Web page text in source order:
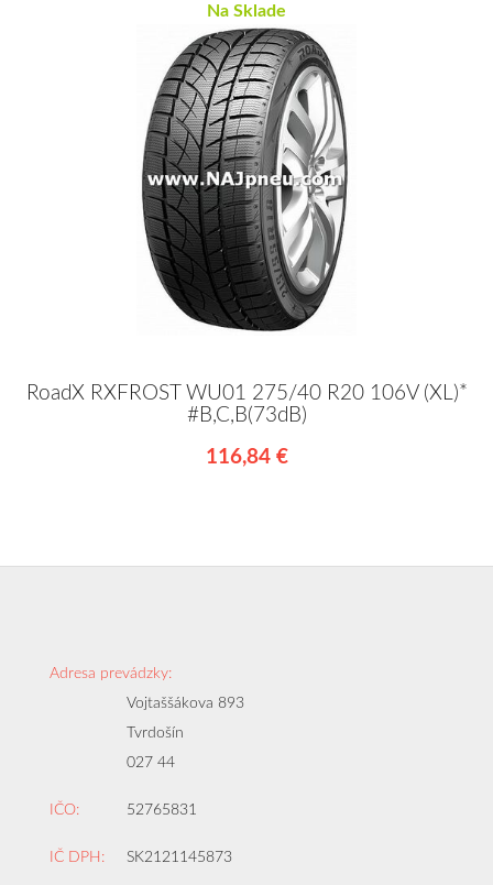
Na Sklade
RoadX RXFROST WU01 275/40 R20 106V (XL)*
#B,C,B(73dB)
116,84 €
Adresa prevádzky:
Vojtaššákova 893
Tvrdošín
027 44
IČO: 52765831
IČ DPH: SK2121145873